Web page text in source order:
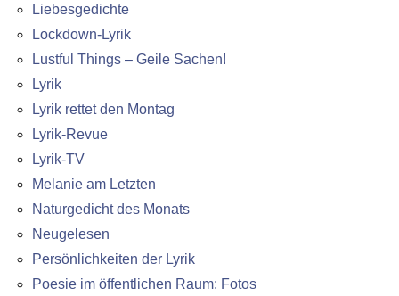
Liebesgedichte
Lockdown-Lyrik
Lustful Things – Geile Sachen!
Lyrik
Lyrik rettet den Montag
Lyrik-Revue
Lyrik-TV
Melanie am Letzten
Naturgedicht des Monats
Neugelesen
Persönlichkeiten der Lyrik
Poesie im öffentlichen Raum: Fotos